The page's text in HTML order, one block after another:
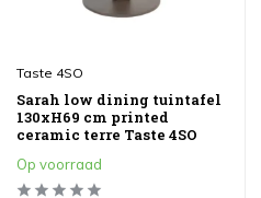
Taste 4SO
Sarah low dining tuintafel
130xH69 cm printed
ceramic terre Taste 4SO
Op voorraad